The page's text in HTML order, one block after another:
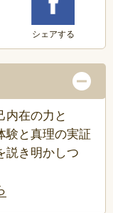
シェアする
内在の力と
と真理の実証
説き明かしつ